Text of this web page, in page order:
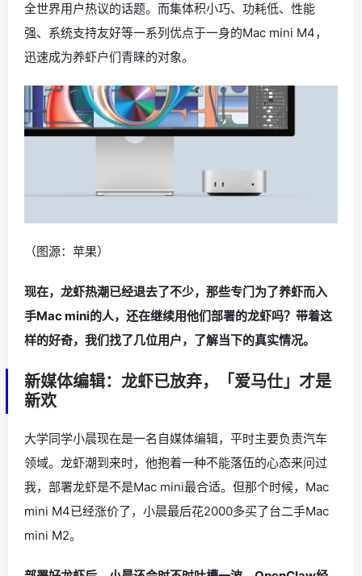
全世界用户热议的话题。而集体积小巧、功耗低、性能
强、系统支持友好等一系列优点于一身的Mac mini M4，
迅速成为养虾户们青睐的对象。
（图源：苹果）
现在，龙虾热潮已经退去了不少，那些专门为了养虾而入
手Mac mini的人，还在继续用他们部署的龙虾吗？带着这
样的好奇，我们找了几位用户，了解当下的真实情况。
新媒体编辑：龙虾已放弃，「爱马仕」才是
新欢
大学同学小晨现在是一名自媒体编辑，平时主要负责汽车
领域。龙虾潮到来时，他抱着一种不能落伍的心态来问过
我，部署龙虾是不是Mac mini最合适。但那个时候，Mac
mini M4已经涨价了，小晨最后花2000多买了台二手Mac
mini M2。